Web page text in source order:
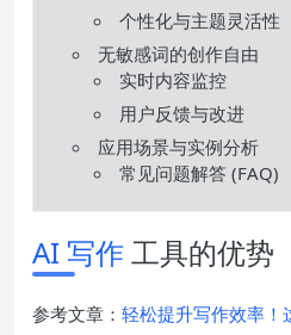
个性化与主题灵活性
无敏感词的创作自由
实时内容监控
用户反馈与改进
应用场景与实例分析
常见问题解答 (FAQ)
AI 写作工具的优势
参考文章： 轻松提升写作效率！